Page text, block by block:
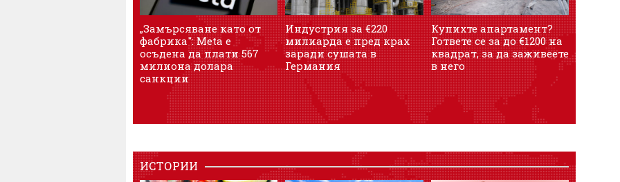
„Замърсяване като от
фабрика": Meta е
осъдена да плати 567
милиона долара
санкции
Индустрия за €220
милиарда е пред крах
заради сушата в
Германия
Купихте апартамент?
Гответе се за до €1200 на
квадрат, за да заживеете
в него
ИСТОРИИ